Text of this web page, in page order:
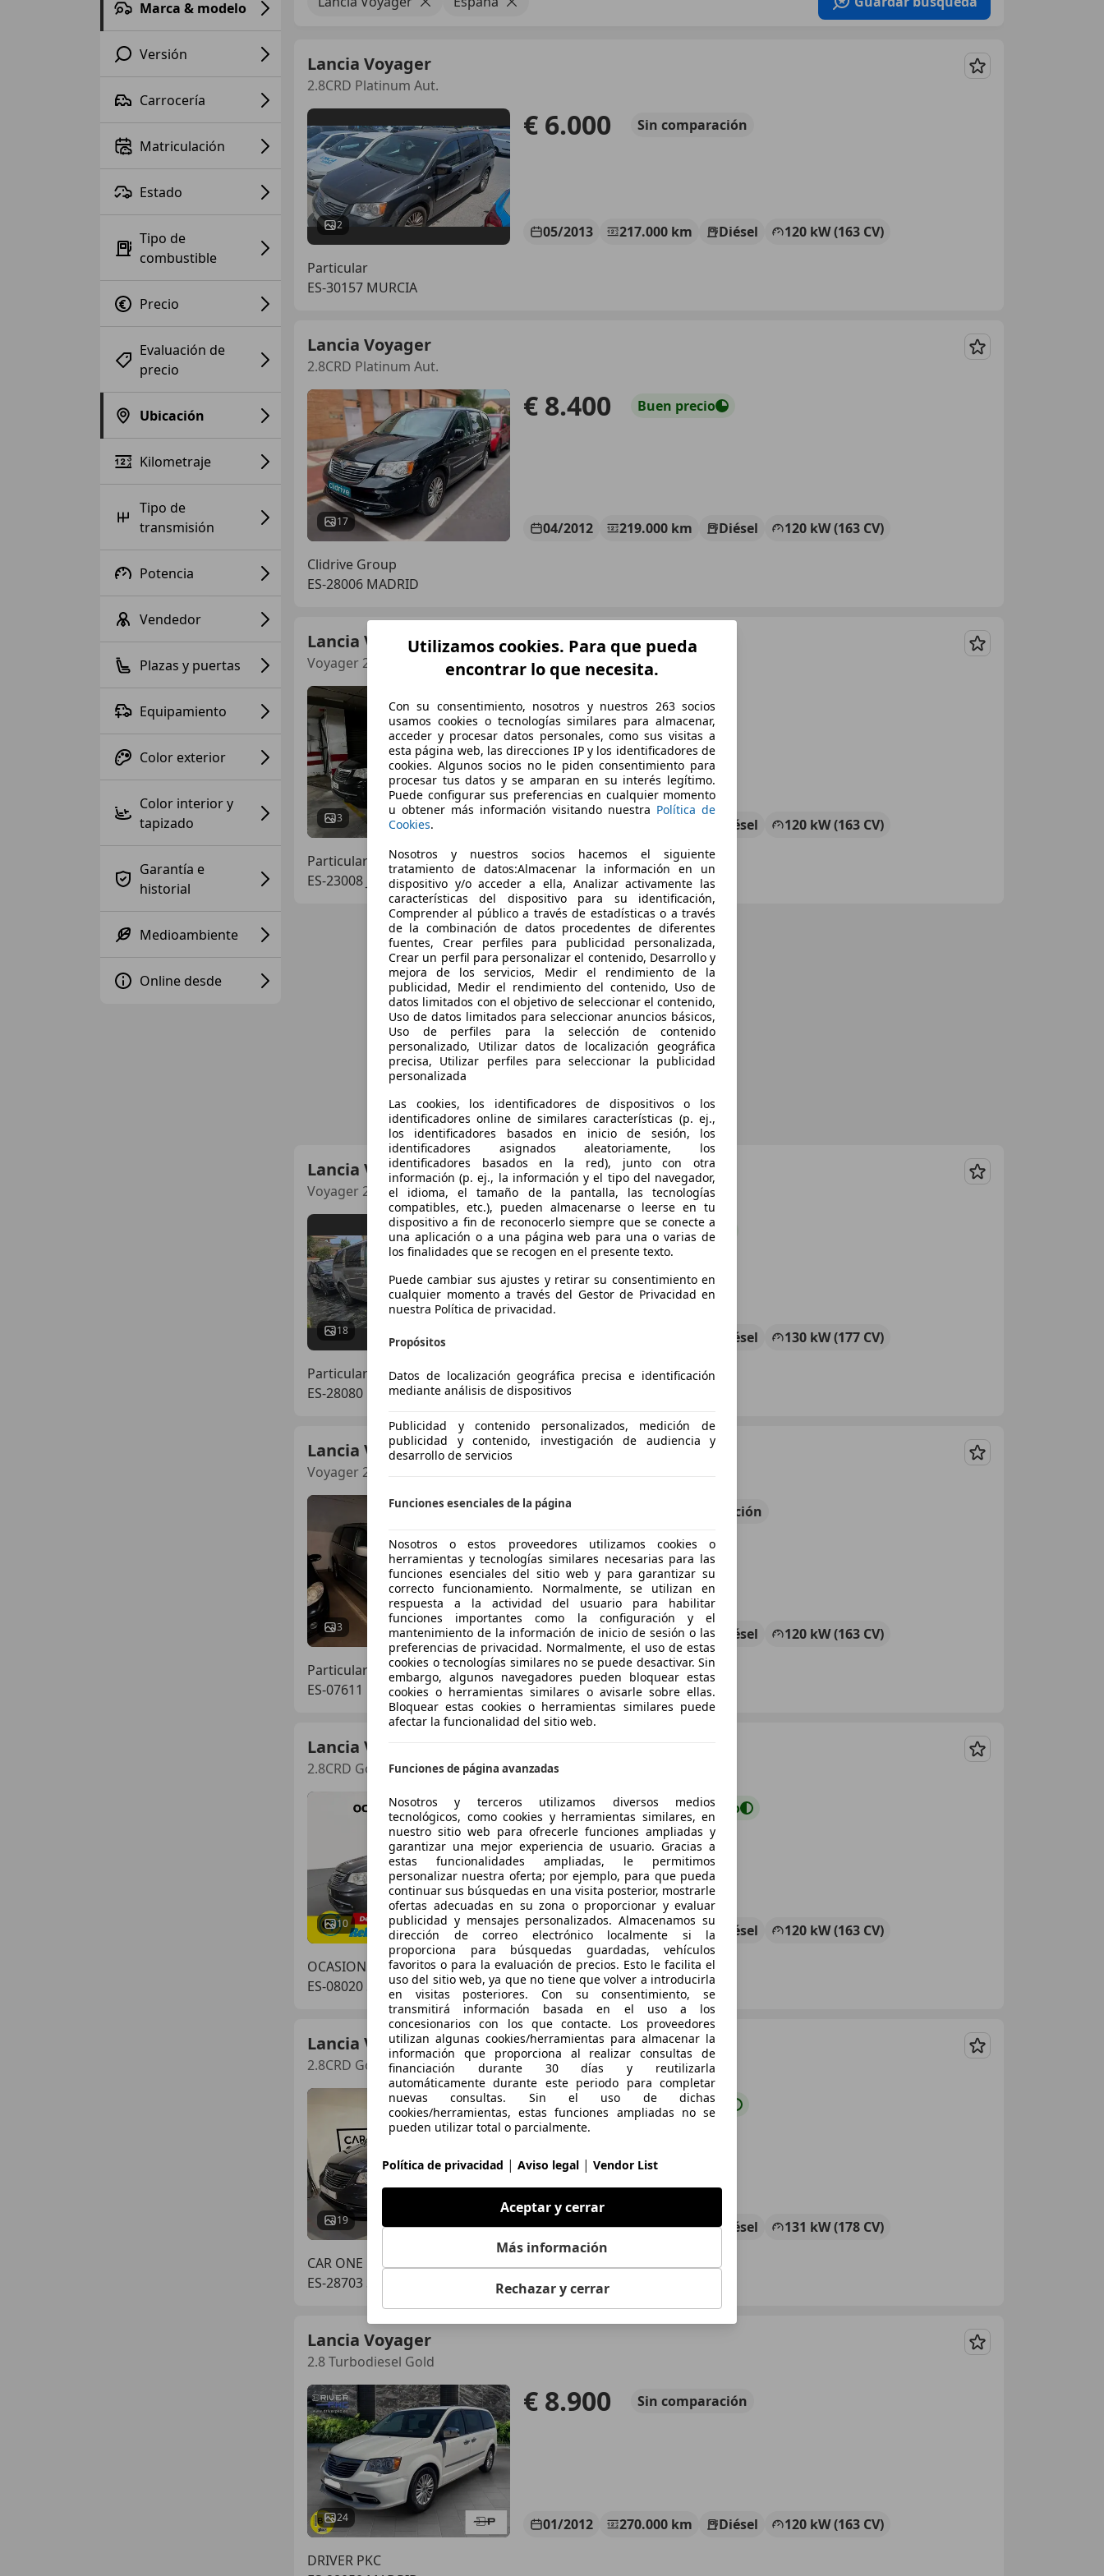
Marca & modelo
Versión
Carrocería
Matriculación
Estado
Tipo de
combustible
Precio
Evaluación de
precio
Ubicación
Kilometraje
Tipo de
transmisión
Potencia
Vendedor
Plazas y puertas
Equipamiento
Color exterior
Color interior y
tapizado
Garantía e
historial
Medioambiente
Online desde
Lancia Voyager
2.8CRD Platinum Aut.
Guardar
2
€ 6.000 Sin comparación
05/2013 217.000 km Diésel
120 kW (163 CV)
Particular
ES-30157 MURCIA
Lancia Voyager
2.8CRD Platinum Aut.
Guardar
17
€ 8.400 Buen precio
04/2012 219.000 km Diésel
120 kW (163 CV)
Clidrive Group
ES-28006 MADRID
Lancia Voyager
Voyager 2.8CRD Silver Aut. Silver
Guardar
3
€ 6.500 Buen precio
Diésel
120 kW (163 CV)
Particular
ES-23008 Jaén
Lancia Voyager
Voyager 2.8CRD Platinum 177 Aut. Platinum
Guardar
18
€ 9.900 Súper oferta
Diésel
130 kW (177 CV)
Particular
ES-28080 Madrid (Comunidad de Madrid)
Lancia Voyager
Voyager 2.8 CRD Automático Platinum
Guardar
3
€ 16.900 comparación
11/2012 113.000 km Diésel
120 kW (163 CV)
Particular
ES-07611 Palma
Lancia Voyager
2.8CRD Gold Aut.
Guardar
10
€ 13.5001 Precio justo
12/2011 149.309 km Diésel
120 kW (163 CV)
OCASIONPLUS LA MAQUINISTA II
ES-08020 SANT ANDREU
Lancia Voyager
2.8CRD Gold 178 Aut.
Guardar
19
€ 13.490 Precio justo
04/2015 190.000 km Diésel
131 kW (178 CV)
CAR ONE
ES-28703 SAN SEBASTIAN DE LOS REYES
Lancia Voyager
2.8 Turbodiesel Gold
Guardar
24
€ 8.900 Sin comparación
01/2012 270.000 km Diésel
120 kW (163 CV)
DRIVER PKC
Utilizamos cookies. Para que pueda
encontrar lo que necesita.
Con su consentimiento, nosotros y nuestros 263 socios
usamos cookies o tecnologías similares para almacenar,
acceder y procesar datos personales, como sus visitas a
esta página web, las direcciones IP y los identificadores de
cookies. Algunos socios no le piden consentimiento para
procesar tus datos y se amparan en su interés legítimo.
Puede configurar sus preferencias en cualquier momento
u obtener más información visitando nuestra Política de
Cookies.
Nosotros y nuestros socios hacemos el siguiente
tratamiento de datos:Almacenar la información en un
dispositivo y/o acceder a ella, Analizar activamente las
características del dispositivo para su identificación,
Comprender al público a través de estadísticas o a través
de la combinación de datos procedentes de diferentes
fuentes, Crear perfiles para publicidad personalizada,
Crear un perfil para personalizar el contenido, Desarrollo y
mejora de los servicios, Medir el rendimiento de la
publicidad, Medir el rendimiento del contenido, Uso de
datos limitados con el objetivo de seleccionar el contenido,
Uso de datos limitados para seleccionar anuncios básicos,
Uso de perfiles para la selección de contenido
personalizado, Utilizar datos de localización geográfica
precisa, Utilizar perfiles para seleccionar la publicidad
personalizada
Las cookies, los identificadores de dispositivos o los
identificadores online de similares características (p. ej.,
los identificadores basados en inicio de sesión, los
identificadores asignados aleatoriamente, los
identificadores basados en la red), junto con otra
información (p. ej., la información y el tipo del navegador,
el idioma, el tamaño de la pantalla, las tecnologías
compatibles, etc.), pueden almacenarse o leerse en tu
dispositivo a fin de reconocerlo siempre que se conecte a
una aplicación o a una página web para una o varias de
los finalidades que se recogen en el presente texto.
Puede cambiar sus ajustes y retirar su consentimiento en
cualquier momento a través del Gestor de Privacidad en
nuestra Política de privacidad.
Propósitos
Datos de localización geográfica precisa e identificación
mediante análisis de dispositivos
Publicidad y contenido personalizados, medición de
publicidad y contenido, investigación de audiencia y
desarrollo de servicios
Funciones esenciales de la página
Nosotros o estos proveedores utilizamos cookies o
herramientas y tecnologías similares necesarias para las
funciones esenciales del sitio web y para garantizar su
correcto funcionamiento. Normalmente, se utilizan en
respuesta a la actividad del usuario para habilitar
funciones importantes como la configuración y el
mantenimiento de la información de inicio de sesión o las
preferencias de privacidad. Normalmente, el uso de estas
cookies o tecnologías similares no se puede desactivar. Sin
embargo, algunos navegadores pueden bloquear estas
cookies o herramientas similares o avisarle sobre ellas.
Bloquear estas cookies o herramientas similares puede
afectar la funcionalidad del sitio web.
Funciones de página avanzadas
Nosotros y terceros utilizamos diversos medios
tecnológicos, como cookies y herramientas similares, en
nuestro sitio web para ofrecerle funciones ampliadas y
garantizar una mejor experiencia de usuario. Gracias a
estas funcionalidades ampliadas, le permitimos
personalizar nuestra oferta; por ejemplo, para que pueda
continuar sus búsquedas en una visita posterior, mostrarle
ofertas adecuadas en su zona o proporcionar y evaluar
publicidad y mensajes personalizados. Almacenamos su
dirección de correo electrónico localmente si la
proporciona para búsquedas guardadas, vehículos
favoritos o para la evaluación de precios. Esto le facilita el
uso del sitio web, ya que no tiene que volver a introducirla
en visitas posteriores. Con su consentimiento, se
transmitirá información basada en el uso a los
concesionarios con los que contacte. Los proveedores
utilizan algunas cookies/herramientas para almacenar la
información que proporciona al realizar consultas de
financiación durante 30 días y reutilizarla
automáticamente durante este periodo para completar
nuevas consultas. Sin el uso de dichas
cookies/herramientas, estas funciones ampliadas no se
pueden utilizar total o parcialmente.
Política de privacidad | Aviso legal | Vendor List
Aceptar y cerrar
Más información
Rechazar y cerrar